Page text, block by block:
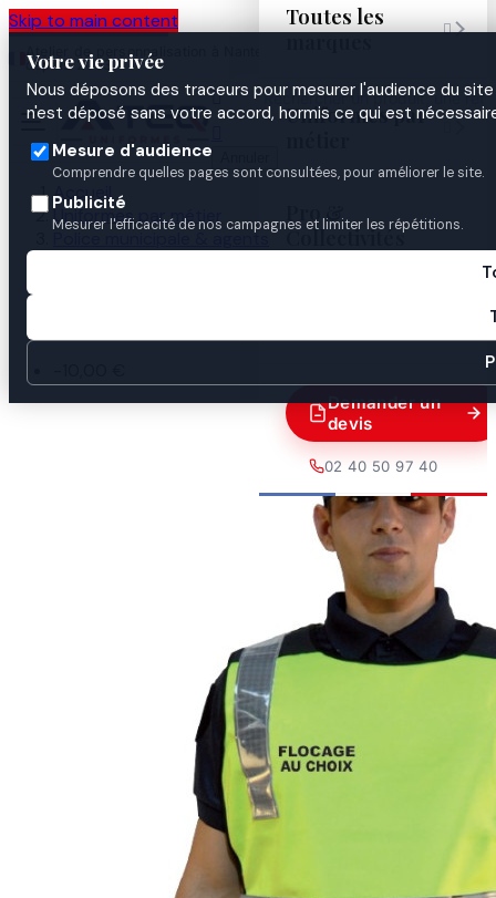
Skip to main content
Votre vie privée
Nous déposons des traceurs pour mesurer l'audience du
n'est déposé sans votre accord, hormis ce qui est
Mesure d'audience
Comprendre quelles pages sont consultées, pour améliorer le site.
Publicité
Mesurer l'efficacité de nos campagnes et limiter les répétitions.
Atelier de personnalisation à Nantes
depuis 2003

Toutes les
marques

Uniformes par
Pro &
Collectivités
Demander un
devis
02 40 50 97 40
Accueil
Uniformes par métier
Police municipale & agents